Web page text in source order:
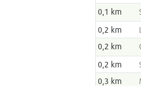
0,1 km
0,2 km
0,2 km
0,2 km
0,3 km